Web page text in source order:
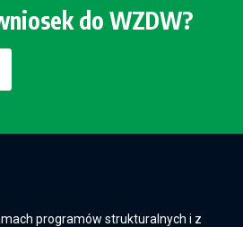
do WZDW?
programów strukturalnych i z